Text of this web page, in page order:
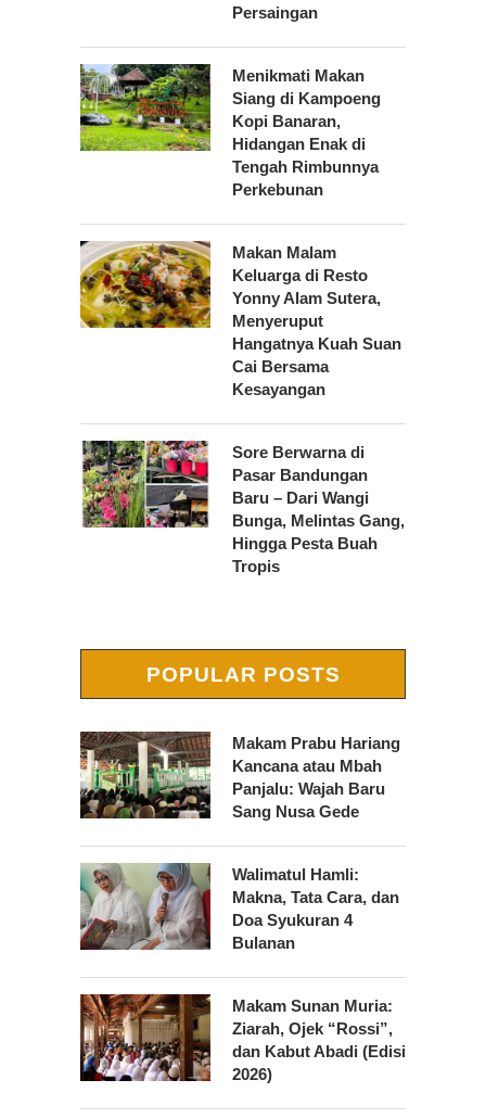
Persaingan
Menikmati Makan
Siang di Kampoeng
Kopi Banaran,
Hidangan Enak di
Tengah Rimbunnya
Perkebunan
Makan Malam
Keluarga di Resto
Yonny Alam Sutera,
Menyeruput
Hangatnya Kuah Suan
Cai Bersama
Kesayangan
Sore Berwarna di
Pasar Bandungan
Baru – Dari Wangi
Bunga, Melintas Gang,
Hingga Pesta Buah
Tropis
POPULAR POSTS
Makam Prabu Hariang
Kancana atau Mbah
Panjalu: Wajah Baru
Sang Nusa Gede
Walimatul Hamli:
Makna, Tata Cara, dan
Doa Syukuran 4
Bulanan
Makam Sunan Muria:
Ziarah, Ojek “Rossi”,
dan Kabut Abadi (Edisi
2026)